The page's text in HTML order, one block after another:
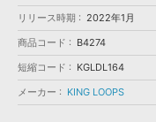
効果音 »
BGM »
お問い合わせ »
ランキング
リリース時期
2022年1月
商品コード
B4274
短縮コード
KGLDL164
メーカー
KING LOOPS